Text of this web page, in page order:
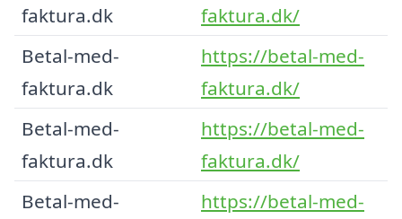
faktura.dk
faktura.dk/
Betal-med-
faktura.dk
https://betal-med-
faktura.dk/
Betal-med-
faktura.dk
https://betal-med-
faktura.dk/
Betal-med-
https://betal-med-